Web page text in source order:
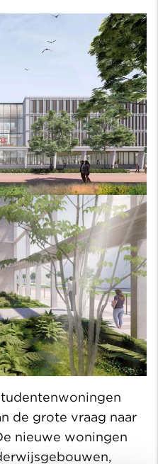
de grote vraag naar
nieuwe woningen